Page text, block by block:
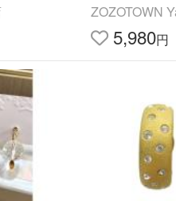
ZOZOTOWN
5,980円